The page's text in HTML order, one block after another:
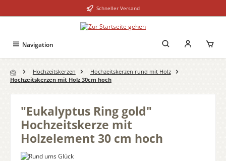
Schneller Versand
Navigation
Hochzeitskerzen
Hochzeitskerzen rund mit Holz
Hochzeitskerzen mit Holz 30cm hoch
"Eukalyptus Ring gold"
Hochzeitskerze mit
Holzelement 30 cm hoch